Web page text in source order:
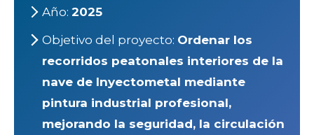
Año: 2025
Objetivo del proyecto: Ordenar los
recorridos peatonales interiores de la
nave de Inyectometal mediante
pintura industrial profesional,
mejorando la seguridad, la circulación